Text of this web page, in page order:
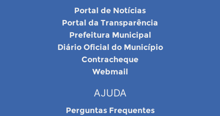
Portal de Notícias
Portal da Transparência
Prefeitura Municipal
Diário Oficial do Município
Contracheque
Webmail
AJUDA
Perguntas Frequentes